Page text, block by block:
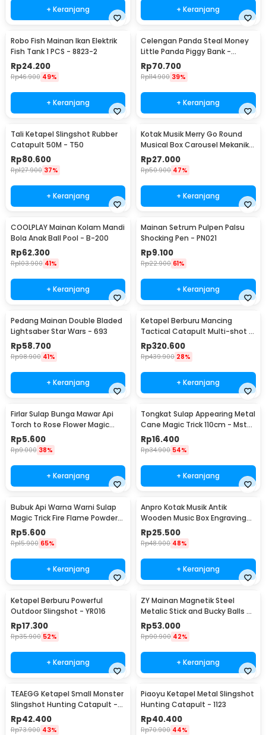
+ Keranjang + Keranjang
Robo Fish Mainan Ikan Elektrik
Fish Tank 1 PCS - 8823-2
Rp24.200
Rp46.900 49%
+ Keranjang
Celengan Panda Steal Money
Little Panda Piggy Bank -
MM8807-1
Rp70.700
Rp114.900 39%
+ Keranjang
Tali Ketapel Slingshot Rubber
Catapult 50M - T50
Rp80.600
Rp127.900 37%
+ Keranjang
Kotak Musik Merry Go Round
Musical Box Carousel Mekanikal
- HD-Y02
Rp27.000
Rp50.900 47%
+ Keranjang
COOLPLAY Mainan Kolam Mandi
Bola Anak Ball Pool - B-200
Rp62.300
Rp103.900 41%
+ Keranjang
Mainan Setrum Pulpen Palsu
Shocking Pen - PN021
Rp9.100
Rp22.900 61%
+ Keranjang
Pedang Mainan Double Bladed
Lightsaber Star Wars - 693
Rp58.700
Rp98.900 41%
+ Keranjang
Ketapel Berburu Mancing
Tactical Catapult Multi-shot -
KMSS
Rp320.600
Rp439.900 28%
+ Keranjang
Firlar Sulap Bunga Mawar Api
Torch to Rose Flower Magic
Trick - 82120
Rp5.600
Rp9.000 38%
+ Keranjang
Tongkat Sulap Appearing Metal
Cane Magic Trick 110cm - Mstk-
002
Rp16.400
Rp34.900 54%
+ Keranjang
Bubuk Api Warna Warni Sulap
Magic Trick Fire Flame Powder
15g - YY064
Rp5.600
Rp15.900 65%
+ Keranjang
Anpro Kotak Musik Antik
Wooden Music Box Engraving
Harry Potter - ADQ0194
Rp25.500
Rp48.900 48%
+ Keranjang
Ketapel Berburu Powerful
Outdoor Slingshot - YR016
Rp17.300
Rp35.900 52%
+ Keranjang
ZY Mainan Magnetik Steel
Metalic Stick and Bucky Balls -
005
Rp53.000
Rp90.900 42%
+ Keranjang
TEAEGG Ketapel Small Monster
Slingshot Hunting Catapult -
JH8171
Rp42.400
Rp73.900 43%
Piaoyu Ketapel Metal Slingshot
Hunting Catapult - 1123
Rp40.400
Rp70.900 44%